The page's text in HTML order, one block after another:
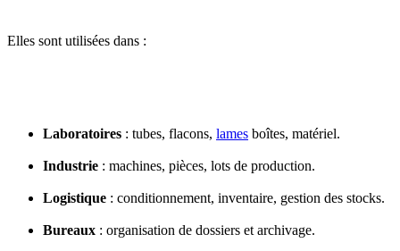
Elles sont utilisées dans :
Laboratoires : tubes, flacons, lames boîtes, matériel.
Industrie : machines, pièces, lots de production.
Logistique : conditionnement, inventaire, gestion des stocks.
Bureaux : organisation de dossiers et archivage.